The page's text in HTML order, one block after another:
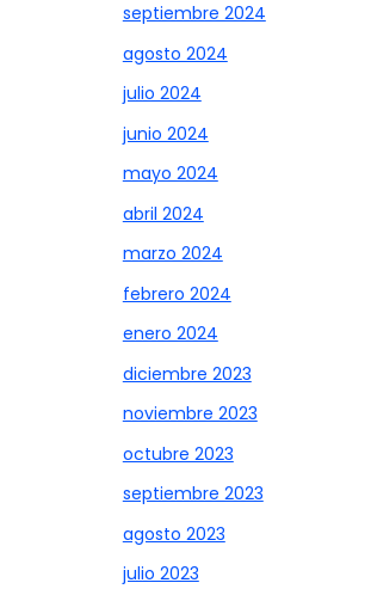
septiembre 2024
agosto 2024
julio 2024
junio 2024
mayo 2024
abril 2024
marzo 2024
febrero 2024
enero 2024
diciembre 2023
noviembre 2023
octubre 2023
septiembre 2023
agosto 2023
julio 2023